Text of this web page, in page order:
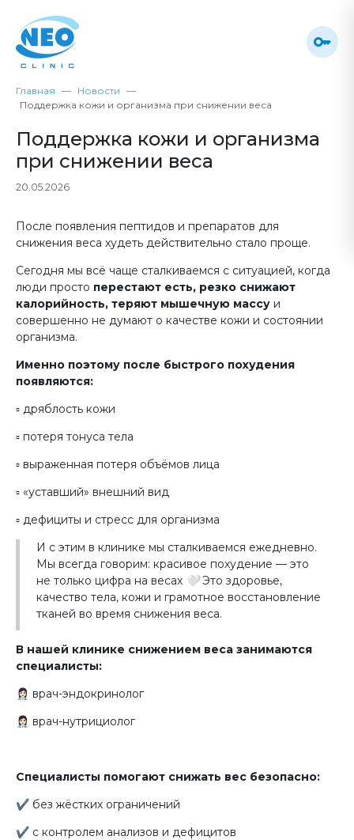
Главная
Новости
Поддержка кожи и организма при снижении веса
Поддержка кожи и организма
при снижении веса
20.05.2026
После появления пептидов и препаратов для
снижения веса худеть действительно стало проще.
Сегодня мы всё чаще сталкиваемся с ситуацией, когда
люди просто перестают есть, резко снижают
калорийность, теряют мышечную массу и
совершенно не думают о качестве кожи и состоянии
организма.
Именно поэтому после быстрого похудения
появляются:
▫️ дряблость кожи
▫️ потеря тонуса тела
▫️ выраженная потеря объёмов лица
▫️ «уставший» внешний вид
▫️ дефициты и стресс для организма
И с этим в клинике мы сталкиваемся ежедневно.
Мы всегда говорим: красивое похудение — это
не только цифра на весах 🤍Это здоровье,
качество тела, кожи и грамотное восстановление
тканей во время снижения веса.
В нашей клинике снижением веса занимаются
специалисты:
👩🏻‍⚕️ врач-эндокринолог
👩🏻‍⚕️ врач-нутрициолог
Специалисты помогают снижать вес безопасно:
✔️ без жёстких ограничений
✔️ с контролем анализов и дефицитов